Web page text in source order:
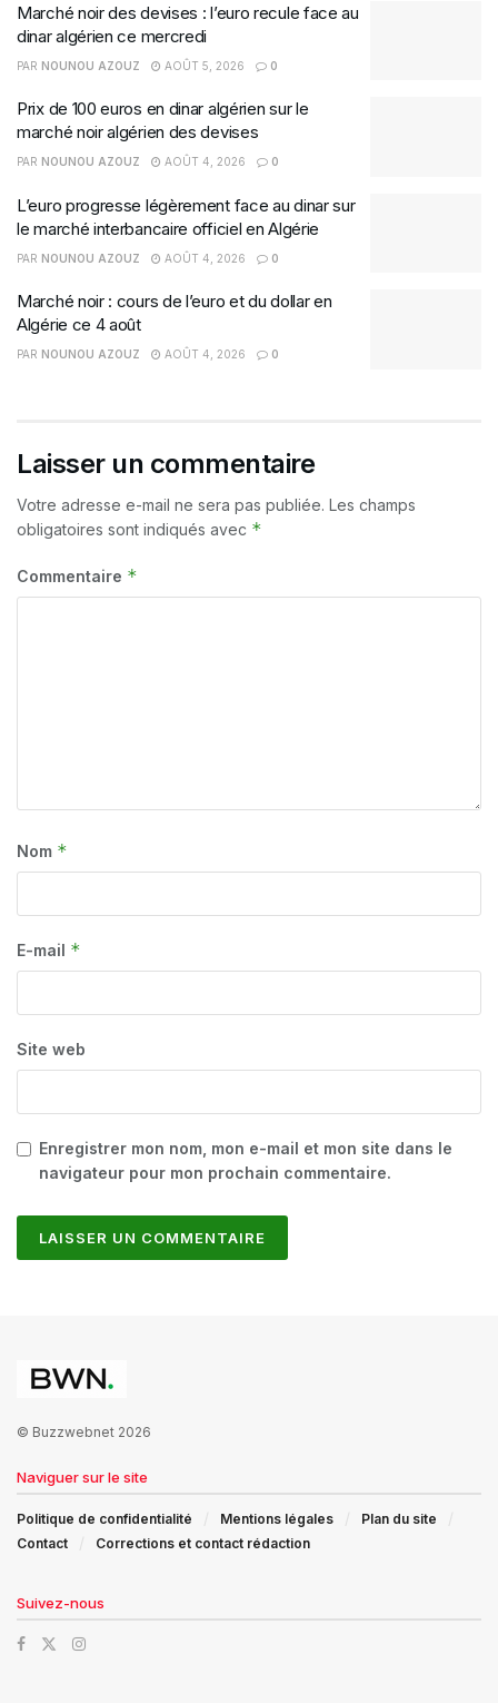
Marché noir des devises : l’euro recule face au
dinar algérien ce mercredi
PAR NOUNOU AZOUZ AOÛT 5, 2026 0
Prix de 100 euros en dinar algérien sur le
marché noir algérien des devises
PAR NOUNOU AZOUZ AOÛT 4, 2026 0
L’euro progresse légèrement face au dinar sur
le marché interbancaire officiel en Algérie
PAR NOUNOU AZOUZ AOÛT 4, 2026 0
Marché noir : cours de l’euro et du dollar en
Algérie ce 4 août
PAR NOUNOU AZOUZ AOÛT 4, 2026 0
Laisser un commentaire
Votre adresse e-mail ne sera pas publiée. Les champs
obligatoires sont indiqués avec *
Commentaire *
Nom *
E-mail *
Site web
Enregistrer mon nom, mon e-mail et mon site dans le
navigateur pour mon prochain commentaire.
© Buzzwebnet 2026
Naviguer sur le site
Politique de confidentialité Mentions légales
Plan du site
Contact
Corrections et contact rédaction
Suivez-nous